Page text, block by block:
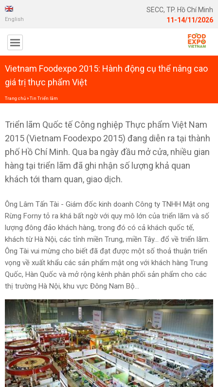
English
SECC, TP. Hồ Chí Minh
11-14/11/2026
Vietnam Foodexpo 2015: Hành động cụ thể nâng cao
giá trị thực phẩm Việt
Trang chủ»Tin Triển lãm
Triển lãm Quốc tế Công nghiệp Thực phẩm Việt Nam
2015 (Vietnam Foodexpo 2015) đang diễn ra tại thành
phố Hồ Chí Minh. Qua ba ngày đầu mở cửa, nhiều gian
hàng tại triển lãm đã ghi nhận số lượng khả quan
khách tới tham quan, giao dịch.
Ông Lâm Tấn Tài - Giám đốc kinh doanh Công ty TNHH Mật ong
Rừng Forny tỏ ra khá bất ngờ với quy mô lớn của triển lãm và số
lượng đông đảo khách hàng, trong đó có cả khách quốc tế,
khách từ Hà Nội, các tỉnh miền Trung, miền Tây… đổ về triển lãm.
Ông Tài vui mừng cho biết đã đạt được một số thoả thuận triển
vọng về xuất khẩu các sản phẩm mật ong với khách hàng Trung
Quốc, Hàn Quốc và mở rộng kênh phân phối sản phẩm cho các
thị trường Hà Nội, khu vực Đông Nam Bộ…